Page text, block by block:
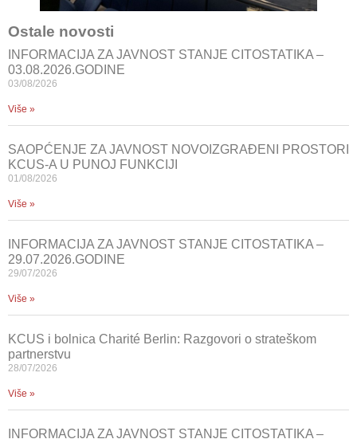
Ostale novosti
INFORMACIJA ZA JAVNOST STANJE CITOSTATIKA –
03.08.2026.GODINE
03/08/2026
Više »
SAOPĆENJE ZA JAVNOST NOVOIZGRAĐENI PROSTORI
KCUS-A U PUNOJ FUNKCIJI
01/08/2026
Više »
INFORMACIJA ZA JAVNOST STANJE CITOSTATIKA –
29.07.2026.GODINE
29/07/2026
Više »
KCUS i bolnica Charité Berlin: Razgovori o strateškom
partnerstvu
28/07/2026
Više »
INFORMACIJA ZA JAVNOST STANJE CITOSTATIKA –